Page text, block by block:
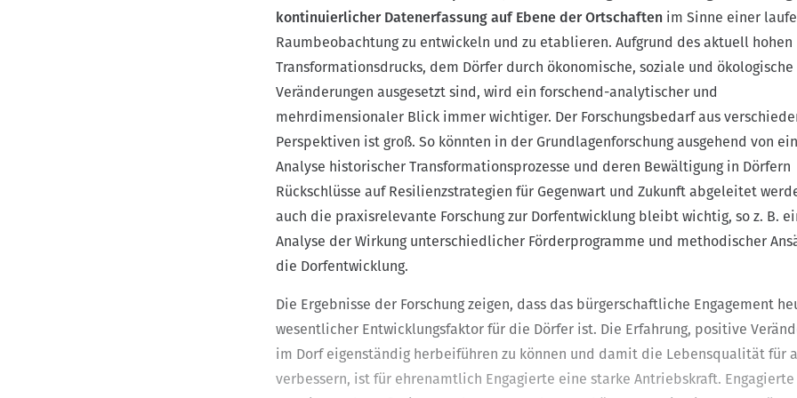
Umnutzung historischer Bausubstanz an Bedeutung, wie auch das des
Schrottimmobilien. Zudem wurde der Wunsch, auch soziale Projekte in die
Fördermaßnahmen aufzunehmen, artikuliert.
Dorfzeitung oder der Förderung alternativer Mobilitätskonzepte.
Die Engagierten nutzen gerne unkomplizierte Fördermöglichkeiten wie den
Scheck. Aber auch über den „kleinen Dienstweg“ vom Dorf in die Verwaltung
Stadt und Gemeinde können viele bescheidenere Projekte erfolgreich
werden. Hier beeinflusst die Qualität der Beziehungen zwischen einzelnen
aus dem Dorf zur Kommune das Gelingen der Bemühungen: Ein guter Draht
oben“macht sich für die Dörfer an dieser Stelle positiv bemerkbar.
Ein bekanntes und viel genutztes Förderprogramm ist LEADER.Aus Sicht der
Engagierten vor Ort ist die Förderung allerdings mit einigen
verbunden: Dies ist zum einen die lange Dauer von der Antragstellung über
Bewilligung bis zur Auszahlung und zum anderen die zwischenzeitlich nötige
Vorfinanzierung meist relativ großer Summen, die gerade von Vereinen in den
Dörfern nur schwerlich geschultert werden können. Das LEADER-Programm
differenziert bewertet: Inhaltlich bietet es hervorragende
allerdings überfordern der Verwaltungsaufwand und die
die Akteure in den Dörfern.
kontinuierlicher Datenerfassung auf Ebene der Ortschaften im Sinne einer
Raumbeobachtung zu entwickeln und zu etablieren. Aufgrund des aktuell hohen
Transformationsdrucks, dem Dörfer durch ökonomische, soziale und ökologische
Veränderungen ausgesetzt sind, wird ein forschend-analytischer und
mehrdimensionaler Blick immer wichtiger. Der Forschungsbedarf aus
Perspektiven ist groß. So könnten in der Grundlagenforschung ausgehend von
Analyse historischer Transformationsprozesse und deren Bewältigung in Dörfern
Rückschlüsse auf Resilienzstrategien für Gegenwart und Zukunft abgeleitet
auch die praxisrelevante Forschung zur Dorfentwicklung bleibt wichtig, so z. B.
Analyse der Wirkung unterschiedlicher Förderprogramme und methodischer
die Dorfentwicklung.
Die Ergebnisse der Forschung zeigen, dass das bürgerschaftliche Engagement
wesentlicher Entwicklungsfaktor für die Dörfer ist. Die Erfahrung, positive
im Dorf eigenständig herbeiführen zu können und damit die Lebensqualität für
verbessern, ist für ehrenamtlich Engagierte eine starke Antriebskraft. Engagierte